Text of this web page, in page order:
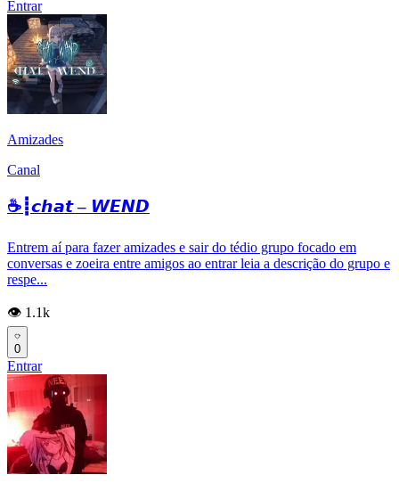
Entrar
Amizades
Canal
☕┋𝙘𝙝𝙖𝙩 – 𝙒𝙀𝙉𝘿
Entrem aí para fazer amizades e sair do tédio grupo focado em
conversas e zoeira entre amigos ao entrar leia a descrição do grupo e
respe...
👁️ 1.1k
0
Entrar